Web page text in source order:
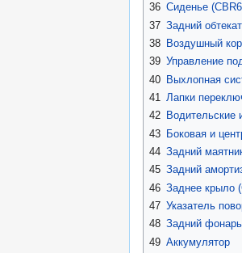
36 Сиденье
37 Задний
38 Воздушный
39 Управление
40 Выхлопная
41 Лапки
42 Водительские
43 Боковая и
44 Задний
45 Задний
46 Заднее крыло
47 Указатель
48 Задний
49 Аккумулятор